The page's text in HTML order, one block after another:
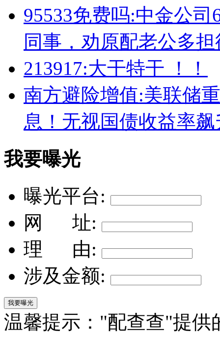
95533免费吗:中金公
同事，劝原配老公多
213917:大干特干 ！！
南方避险增值:美联储
息！无视国债收益率
我要曝光
曝光平台:
网 址:
理 由:
涉及金额:
我要曝光
温馨提示："配查查"提供